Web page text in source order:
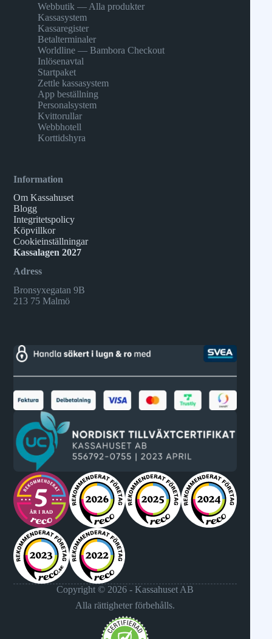
Webbutik — Alla produkter
Kassasystem
Kassaregister
Betalterminaler
Worldline — Bambora Checkout
Inlösenavtal
Startpaket
Zettle kassasystem
App beställning
Personalsystem
Kvittorullar
Webbhotell
Korttidshyra
Information
Om Kassahuset
Blogg
Integritetspolicy
Köpvillkor
Cookieinställningar
Kassalagen 2027
Adress
Bronsyxegatan 9B
213 75 Malmö
Copyright © 2026 - Kassahuset AB
Alla rättigheter förbehålls.